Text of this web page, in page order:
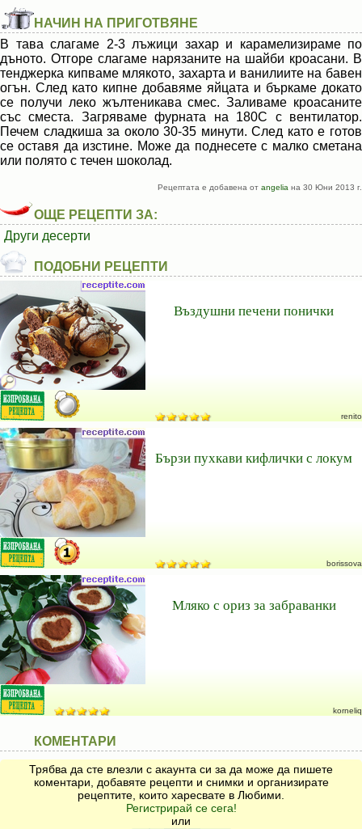
НАЧИН НА ПРИГОТВЯНЕ
В тава слагаме 2-3 лъжици захар и карамелизираме по
дъното. Отгоре слагаме нарязаните на шайби кроасани. В
тенджерка кипваме млякото, захарта и ванилиите на бавен
огън. След като кипне добавяме яйцата и бъркаме докато
се получи леко жълтеникава смес. Заливаме кроасаните
със сместа. Загряваме фурната на 180С с вентилатор.
Печем сладкиша за около 30-35 минути. След като е готов
се оставя да изстине. Може да поднесете с малко сметана
или полято с течен шоколад.
Рецептата е добавена от angelia на 30 Юни 2013 г.
ОЩЕ РЕЦЕПТИ ЗА:
Други десерти
ПОДОБНИ РЕЦЕПТИ
Въздушни печени понички
renito
Бързи пухкави кифлички с локум
borissova
Мляко с ориз за забраванки
korneliq
КОМЕНТАРИ
Трябва да сте влезли с акаунта си за да може да пишете
коментари, добавяте рецепти и снимки и организирате
рецептите, които харесвате в Любими.
Регистрирай се сега!
или